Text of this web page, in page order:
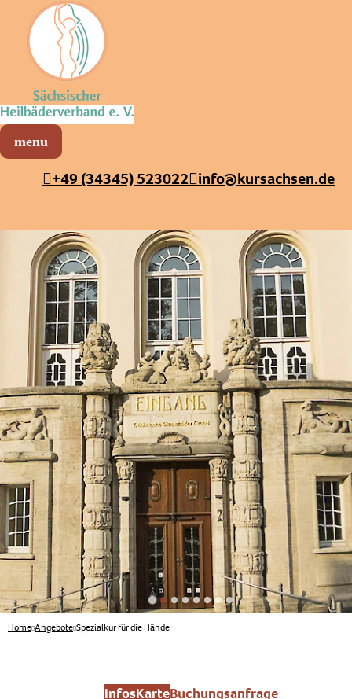
Sächsischer Heilbäderverband
+49 (34345) 523022 info@kursachsen.de
Home Angebote Spezialkur für die Hände
InfosKarteBuchungsanfrage